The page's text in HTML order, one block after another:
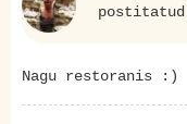
postitatud
Nagu restoranis :)